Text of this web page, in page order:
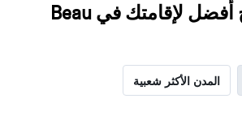
اعثر على نتائج أفضل لإقامتك في Beau
المدن الأكثر شعبية